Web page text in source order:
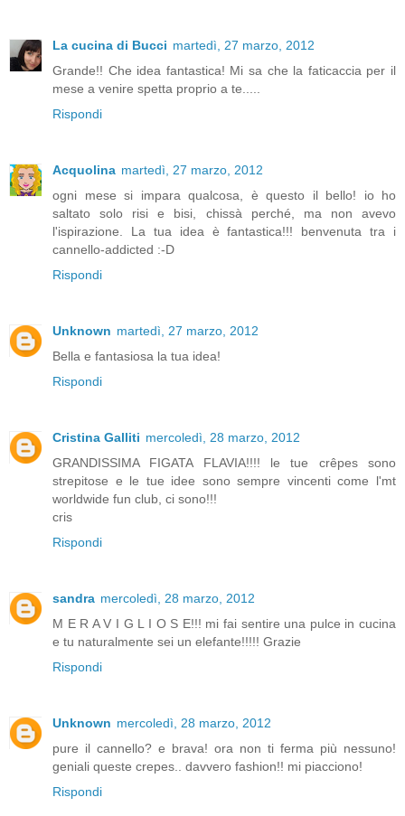
La cucina di Bucci martedì, 27 marzo, 2012
Grande!! Che idea fantastica! Mi sa che la faticaccia per il
mese a venire spetta proprio a te.....
Rispondi
Acquolina martedì, 27 marzo, 2012
ogni mese si impara qualcosa, è questo il bello! io ho
saltato solo risi e bisi, chissà perché, ma non avevo
l'ispirazione. La tua idea è fantastica!!! benvenuta tra i
cannello-addicted :-D
Rispondi
Unknown martedì, 27 marzo, 2012
Bella e fantasiosa la tua idea!
Rispondi
Cristina Galliti mercoledì, 28 marzo, 2012
GRANDISSIMA FIGATA FLAVIA!!!! le tue crêpes sono
strepitose e le tue idee sono sempre vincenti come l'mt
worldwide fun club, ci sono!!!
cris
Rispondi
sandra mercoledì, 28 marzo, 2012
M E R A V I G L I O S E!!! mi fai sentire una pulce in cucina
e tu naturalmente sei un elefante!!!!! Grazie
Rispondi
Unknown mercoledì, 28 marzo, 2012
pure il cannello? e brava! ora non ti ferma più nessuno!
geniali queste crepes.. davvero fashion!! mi piacciono!
Rispondi